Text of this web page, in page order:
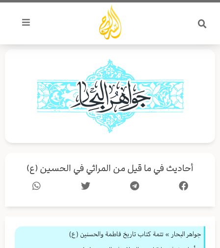
تخطي
المحتوى
أحاديث في ما قيل من المراثي في الحسين (ع)
جواهر البحار » تتمة كتاب تاريخ فاطمة والحسنين (ع)